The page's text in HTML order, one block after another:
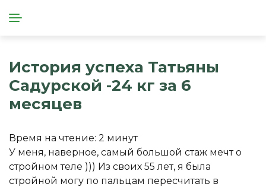
История успеха Татьяны
Садурской -24 кг за 6
месяцев
Время на чтение: 2 минут
У меня, наверное, самый большой стаж мечт о
стройном теле ))) Из своих 55 лет, я была
стройной могу по пальцам пересчитать в